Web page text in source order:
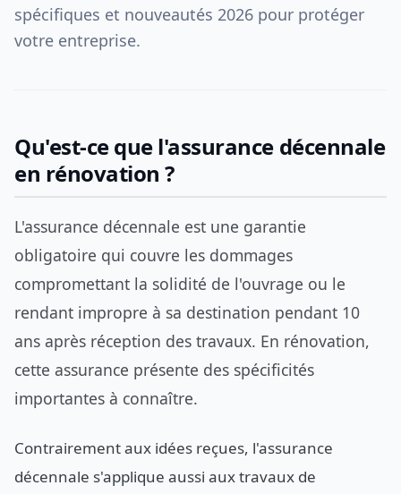
spécifiques et nouveautés 2026 pour protéger
votre entreprise.
Qu'est-ce que l'assurance décennale
en rénovation ?
L'assurance décennale est une garantie
obligatoire qui couvre les dommages
compromettant la solidité de l'ouvrage ou le
rendant impropre à sa destination pendant 10
ans après réception des travaux. En rénovation,
cette assurance présente des spécificités
importantes à connaître.
Contrairement aux idées reçues, l'assurance
décennale s'applique aussi aux travaux de